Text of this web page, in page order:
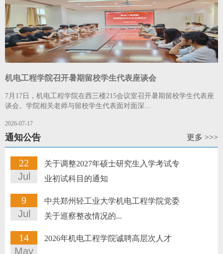
机电工程学院召开暑期留校学生代表座谈会
7月17日，机电工程学院在西三楼215会议室召开暑期留校学生代表座
谈会。学院相关老师与留校学生代表面对面深...
2026-07-17
通知公告 更多 >>>
22
Jul
关于调整2027年硕士研究生入学考试专
业初试科目的通知
9
Jul
中共郑州轻工业大学机电工程学院党委
关于巡察整改情况的...
14
May
2026年机电工程学院诚聘高层次人才